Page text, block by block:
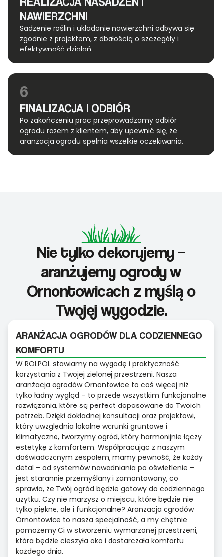
NAWIERZCHNI
Sadzenie roślin i układanie nawierzchni odbywa się
zgodnie z projektem, z dbałością o szczegóły i
efektywność działań.
6
FINALIZACJA I ODBIÓR
Po zakończeniu prac przeprowadzamy odbiór
ogrodu razem z klientem, aby upewnić się, że
aranżacja ogrodu spełnia wszelkie oczekiwania.
Nie tylko dekorujemy –
aranżujemy ogrody w
Ornontowicach z myślą o
Twojej wygodzie.
ARANŻACJA OGRODÓW DLA CODZIENNEGO
KOMFORTU
W ROLPOL stawiamy na wygodę i praktyczność
korzystania z Twojej zielonej przestrzeni. Nasza
aranżacja ogrodów Ornontowice to coś więcej niż
tylko ładny wygląd – to przede wszystkim funkcjonalne
rozwiązania, które są perfect dopasowane do Twoich
potrzeb. Dzięki dokładnej konsultacji oraz projektowi,
który uwzględnia lokalne warunki gruntowe i
klimatyczne, tworzymy ogród, który harmonijnie łączy
estetykę z komfortem. Współpracując z naszym
doświadczonym zespołem, mamy pewność, że każdy
detal – od systemów nawadniania po oświetlenie –
jest starannie przemyślany i zamontowany, co
sprawia, że Twój ogród będzie gotowy do codziennego
użytku. Czy nie marzysz o miejscu, które będzie nie
tylko piękne, ale i funkcjonalne? Aranżacja ogrodów
Ornontowice to nasza specjalność, a my chętnie
pomożemy Ci w stworzeniu wymarzonej przestrzeni,
która będzie cieszyła oko i dostarczała komfortu
każdego dnia.